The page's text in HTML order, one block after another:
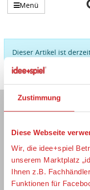
Zustimmung
Diese Webseite
Wir, die idee+spiel
unserem Marktplatz
Ihnen z.B.
Funktionen für
Menü
Dieser Artikel ist
Immer
Jetzt zum
jederzeit widerruflich
zugkräftige
und interessante